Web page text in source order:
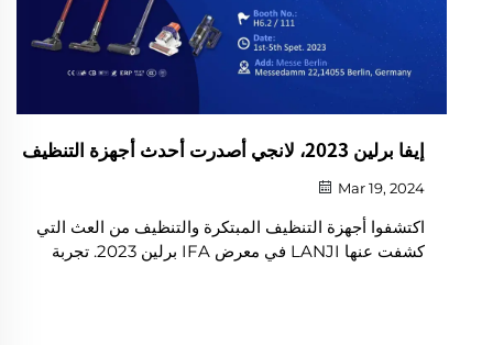
إيفا برلين 2023، لانجي أصدرت أحدث أجهزة التنظيف
Mar 19, 2024
اكتشفوا أجهزة التنظيف المبتكرة والتنظيف من العث التي
كشفت عنها LANJI في معرض IFA برلين 2023. تجربة